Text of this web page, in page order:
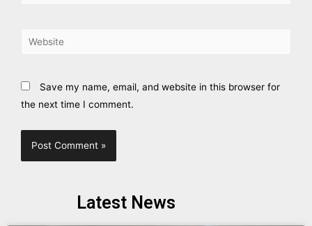
Save my name, email, and website in this browser for
the next time I comment.
Latest News